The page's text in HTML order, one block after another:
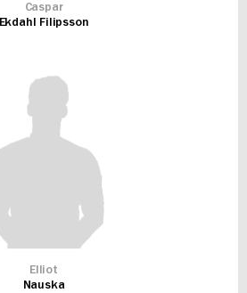
Caspar
Ekdahl Filipsson
Elliot
Nauska